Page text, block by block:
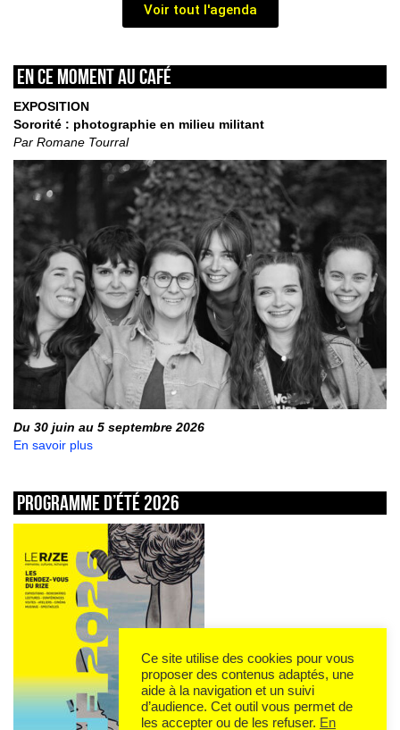
Voir tout l'agenda
En ce moment au café
EXPOSITION
Sororité : photographie en milieu militant
Par Romane Tourral
Du 30 juin au 5 septembre 2026
En savoir plus
Programme d’été 2026
Ce site utilise des cookies pour vous
proposer des contenus adaptés, une
aide à la navigation et un suivi
d’audience. Cet outil vous permet de
les accepter ou de les refuser. En